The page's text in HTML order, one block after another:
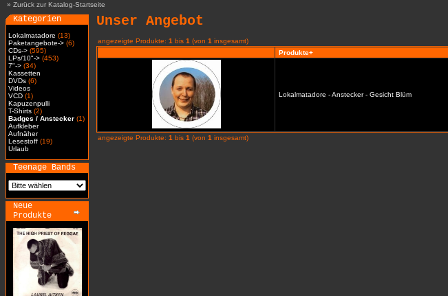
» Zurück zur Katalog-Startseite
Kategorien
Lokalmatadore (13)
Paketangebote-> (6)
CDs-> (595)
LPs/10"-> (453)
7"-> (34)
Kassetten
DVDs (6)
Videos
VCD (1)
Kapuzenpulli
T-Shirts (2)
Badges / Anstecker (1)
Aufkleber
Aufnäher
Lesestoff (19)
Urlaub
Teenage Bands
Neue
Produkte
Unser Angebot
angezeigte Produkte: 1 bis 1 (von 1 insgesamt)
Produkte+
Lokalmatadore - Anstecker - Gesicht Blüm
angezeigte Produkte: 1 bis 1 (von 1 insgesamt)